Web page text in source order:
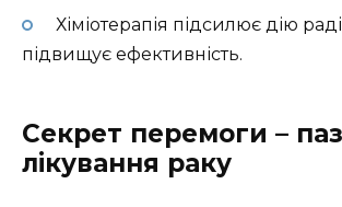
Хіміотерапія підсилює дію
підвищує ефективність.
Секрет перемоги –
лікування раку